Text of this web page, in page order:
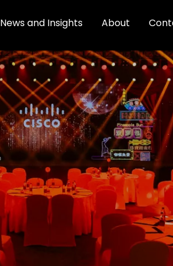
News and Insights About